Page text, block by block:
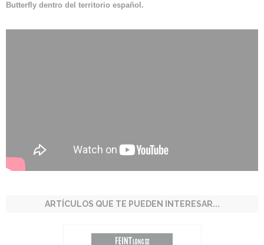
Butterfly dentro del territorio español.
ARTÍCULOS QUE TE PUEDEN INTERESAR...